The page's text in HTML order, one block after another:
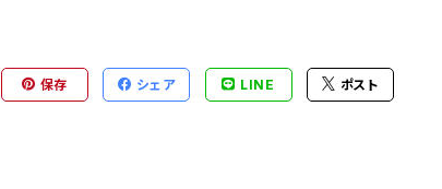
保存 シェア LINE ポスト